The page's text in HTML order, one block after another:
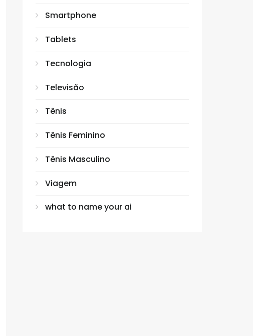
Smartphone
Tablets
Tecnologia
Televisão
Tênis
Tênis Feminino
Tênis Masculino
Viagem
what to name your ai